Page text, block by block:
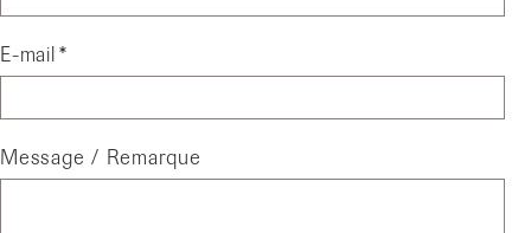
E-mail
Message / Remarque